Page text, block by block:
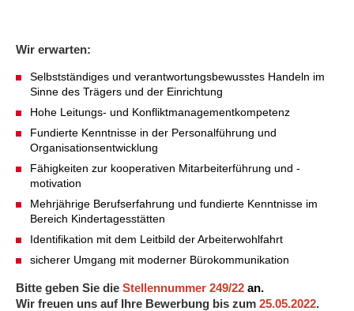
“Mäuseburg” / Familienzentrum
Kindertagesstätte König-Ludwig-Straße
Kindertagesstätte Langes Feld “Deisterspatzen”
Kindertagesstätte Moorlilienweg /
Familienzentrum
Familienzentrum
Kindertagesstätte Pfarrlandplatz
Kindertagesstätte Rosenbergstraße
Kindertagesstätte Ibykusweg / Familienzentrum
Kindertagesstätte Johannes-Lau-Hof
Kindertagesstätte Kapellenbrink /
Familienzentrum
“Mäuseburg” / Familienzentrum
Kindertagesstätte König-Ludwig-Straße
Kindertagesstätte Langes Feld “Deisterspatzen”
Wir erwarten:
Selbstständiges und verantwortungsbewusstes Handeln im
Sinne des Trägers und der Einrichtung
Hohe Leitungs- und Konfliktmanagementkompetenz
Fundierte Kenntnisse in der Personalführung und
Organisationsentwicklung
Fähigkeiten zur kooperativen Mitarbeiterführung und -
motivation
Mehrjährige Berufserfahrung und fundierte Kenntnisse im
Bereich Kindertagesstätten
Identifikation mit dem Leitbild der Arbeiterwohlfahrt
sicherer Umgang mit moderner Bürokommunikation
Bitte geben Sie die Stellennummer 249/22 an.
Wir freuen uns auf Ihre Bewerbung bis zum 25.05.2022.